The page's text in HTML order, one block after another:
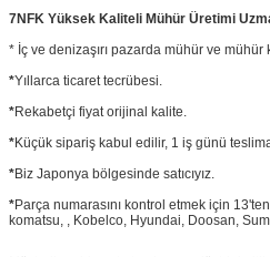
7NFK Yüksek Kaliteli Mühür Üretimi
* İç ve denizaşırı pazarda mühür ve mühür
*Yıllarca ticaret tecrübesi.
*Rekabetçi fiyat orijinal kalite.
*Küçük sipariş kabul edilir, 1 iş günü
*Biz Japonya bölgesinde satıcıyız.
*Parça numarasını kontrol etmek için 13'ten
komatsu, , Kobelco, Hyundai, Doosan,